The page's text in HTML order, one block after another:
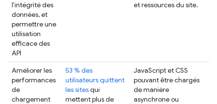
l'intégrité des
données, et
permettre une
utilisation
efficace des
API
et ressources du site.
Améliorer les
performances
de
chargement
53 % des
utilisateurs quittent
les sitesqui
mettent plus de
JavaScript et CSS
pouvant être chargés
de manière
asynchrone ou